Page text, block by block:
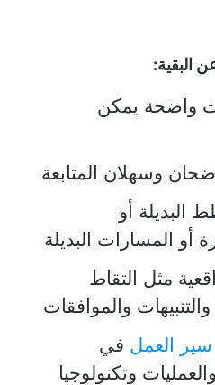
البقية:
واضحة يمكن
وسهلان المتابعة
أو
أو المسارات البديلة
مثل التقاط
والموافقات
سير العمل في
وتكنولوجيا